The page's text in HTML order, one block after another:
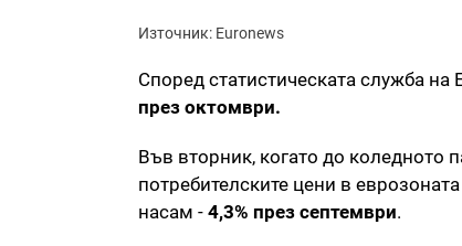
Източник: Euronews
Според статистическата служба
през октомври.
Във вторник, когато до коледното
потребителските цени в
насам - 4,3% през септември.